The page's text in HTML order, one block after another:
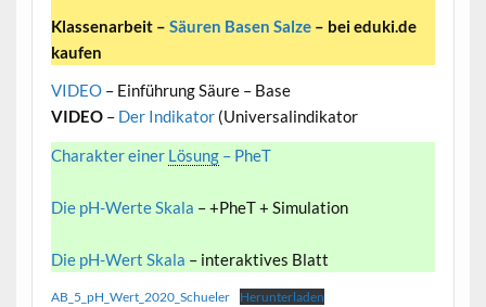
Klassenarbeit – Säuren Basen Salze– bei eduki.de
kaufen
VIDEO– Einführung Säure – Base
VIDEO– Der Indikator(Universalindikator
Charakter einer Lösung– PheT
Die pH-Werte Skala – +PheT + Simulation
Die pH-Wert Skala – interaktives Blatt
AB_5_pH_Wert_2020_Schueler
Herunterladen